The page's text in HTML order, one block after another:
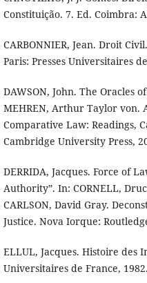
Constituição. 7. Ed. Coimbra:
CARBONNIER, Jean. Droit
Paris: Presses Universitaires
DAWSON, John. The Oracles
MEHREN, Arthur Taylor von.
Comparative Law: Readings,
Cambridge University Press,
DERRIDA, Jacques. Force of
Authority”. In: CORNELL,
CARLSON, David Gray.
Justice. Nova Iorque:
ELLUL, Jacques. Histoire des
Universitaires de France, 1982.